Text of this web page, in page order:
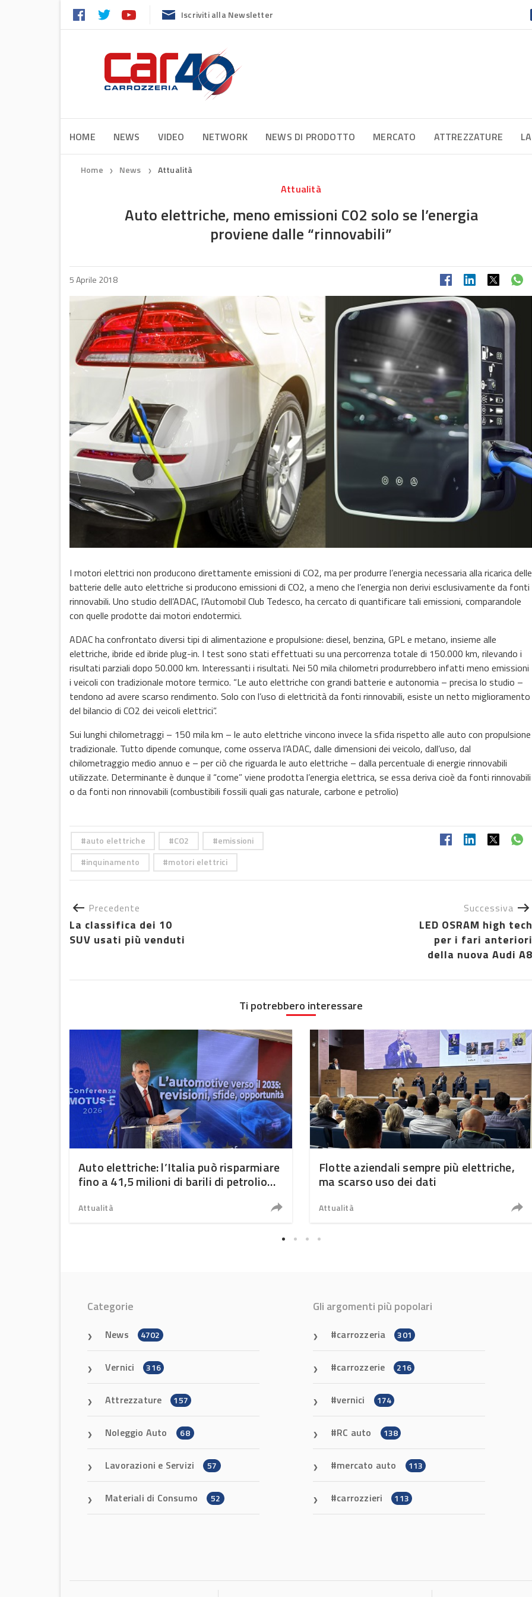
Iscriviti alla Newsletter
HOME NEWS VIDEO NETWORK NEWS DI PRODOTTO MERCATO ATTREZZATURE
Home ❯ News ❯ Attualità
Attualità
Auto elettriche, meno emissioni C02 solo se l’energia
proviene dalle “rinnovabili”
5 Aprile 2018
I motori elettrici non producono direttamente emissioni di CO2, ma per produrre l’energia necessaria alla ricarica delle
batterie delle auto elettriche si producono emissioni di CO2, a meno che l’energia non derivi esclusivamente da fonti
rinnovabili. Uno studio dell’ADAC, l’Automobil Club Tedesco, ha cercato di quantificare tali emissioni, comparandole
con quelle prodotte dai motori endotermici.
ADAC ha confrontato diversi tipi di alimentazione e propulsione: diesel, benzina, GPL e metano, insieme alle
elettriche, ibride ed ibride plug-in. I test sono stati effettuati su una percorrenza totale di 150.000 km, rilevando i
risultati parziali dopo 50.000 km. Interessanti i risultati. Nei 50 mila chilometri produrrebbero infatti meno emissioni
i veicoli con tradizionale motore termico. “Le auto elettriche con grandi batterie e autonomia – precisa lo studio –
tendono ad avere scarso rendimento. Solo con l’uso di elettricità da fonti rinnovabili, esiste un netto miglioramento
del bilancio di CO2 dei veicoli elettrici”.
Sui lunghi chilometraggi – 150 mila km – le auto elettriche vincono invece la sfida rispetto alle auto con propulsione
tradizionale. Tutto dipende comunque, come osserva l’ADAC, dalle dimensioni dei veicolo, dall’uso, dal
chilometraggio medio annuo e – per ciò che riguarda le auto elettriche – dalla percentuale di energie rinnovabili
utilizzate. Determinante è dunque il “come” viene prodotta l’energia elettrica, se essa deriva cioè da fonti rinnovabili
o da fonti non rinnovabili (combustibili fossili quali gas naturale, carbone e petrolio)
auto elettriche CO2
emissioni
inquinamento
motori elettrici
Precedente
La classifica dei 10
SUV usati più venduti
Successiva
LED OSRAM high tech
per i fari anteriori
della nuova Audi A8
Ti potrebbero interessare
Auto elettriche: l’Italia può risparmiare
fino a 41,5 milioni di barili di petrolio
Attualità
Flotte aziendali sempre più elettriche,
ma scarso uso dei dati
Attualità
Categorie
News 4702
Vernici 316
Attrezzature 157
Noleggio Auto 68
Lavorazioni e Servizi 57
Materiali di Consumo 52
Gli argomenti più popolari
carrozzeria 301
carrozzerie 216
vernici 174
RC auto 138
mercato auto 113
carrozzieri 113